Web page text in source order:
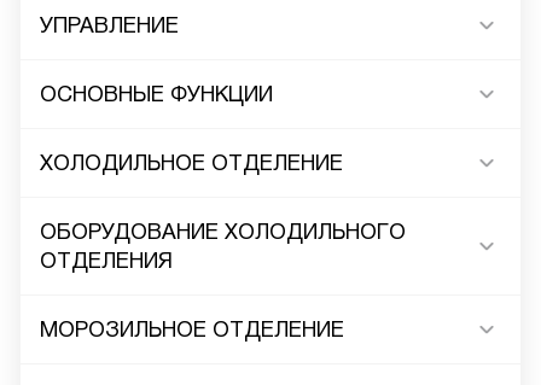
УПРАВЛЕНИЕ
ОСНОВНЫЕ ФУНКЦИИ
ХОЛОДИЛЬНОЕ ОТДЕЛЕНИЕ
ОБОРУДОВАНИЕ ХОЛОДИЛЬНОГО
ОТДЕЛЕНИЯ
МОРОЗИЛЬНОЕ ОТДЕЛЕНИЕ